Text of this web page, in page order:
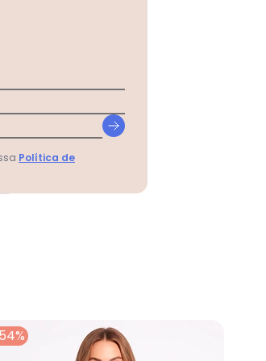
Hering - Blusão Amplo Gola Alta Tricot
Política de